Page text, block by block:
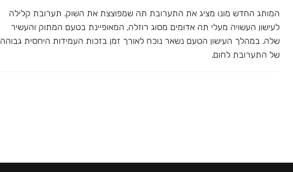
המותג החדש מונו מציג את התערובת תה שמפוצצת את השוק. תערובת קלילה
לעישון העשויה מעלי תה אדומים מסוג רוזלה, המאופיינת בטעם המתוק והעשיר
שלה. במהלך העישון הטעם נשאר נוכח לאורך זמן בזכות העמידות היחסית גבוהה
של התערובת לחום.